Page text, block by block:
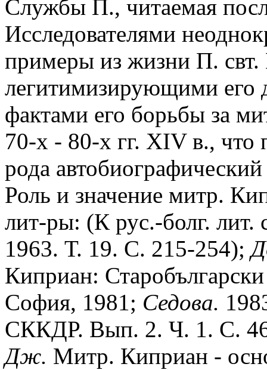
Службы П., читаемая
Исследователями
примеры из жизни П.
легитимизирующими его
фактами его борьбы за
70-х - 80-х гг. XIV в., что
рода
Роль и значение митр.
лит-ры: (К рус.-болг.
1963. Т. 19. С. 215-254);
Киприан:
София, 1981; Седова.
СККДР. Вып. 2. Ч. 1. С.
Дж. Митр. Киприан -